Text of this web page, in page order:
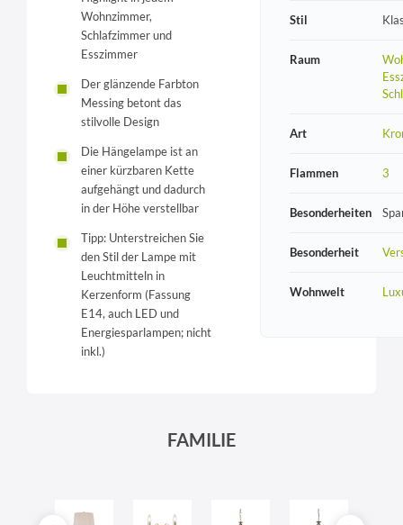
Wohnzimmer,
Schlafzimmer und
Esszimmer
Der glänzende Farbton
Messing betont das
stilvolle Design
Die Hängelampe ist an
einer kürzbaren Kette
aufgehängt und dadurch
in der Höhe verstellbar
Tipp: Unterstreichen Sie
den Stil der Lampe mit
Leuchtmitteln in
Kerzenform (Fassung
E14, auch LED und
Energiesparlampen; nicht
inkl.)
Stil
Raum
Art
Flammen 3
Besonderheiten
Besonderheit
Wohnwelt
FAMILIE